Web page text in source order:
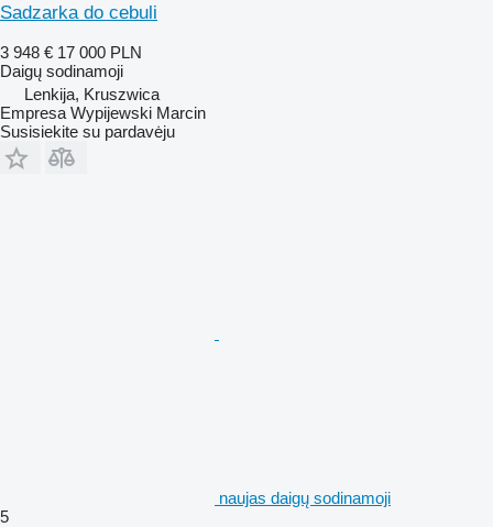
Sadzarka do cebuli
3 948 € 17 000 PLN
Daigų sodinamoji
Lenkija, Kruszwica
Empresa Wypijewski Marcin
Susisiekite su pardavėju
naujas daigų sodinamoji
5